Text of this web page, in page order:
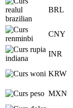
BRL
CNY
INR
KRW
MXN